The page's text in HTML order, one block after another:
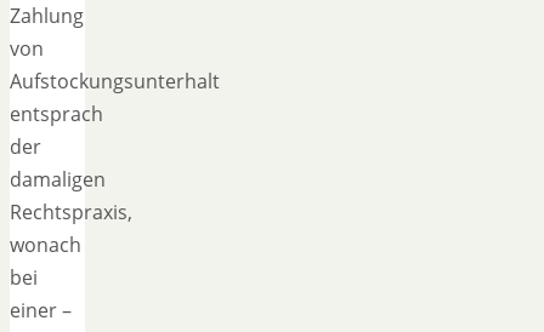
Zahlung
von
Aufstockungsunterhalt
entsprach
der
damaligen
Rechtspraxis,
wonach
bei
einer –